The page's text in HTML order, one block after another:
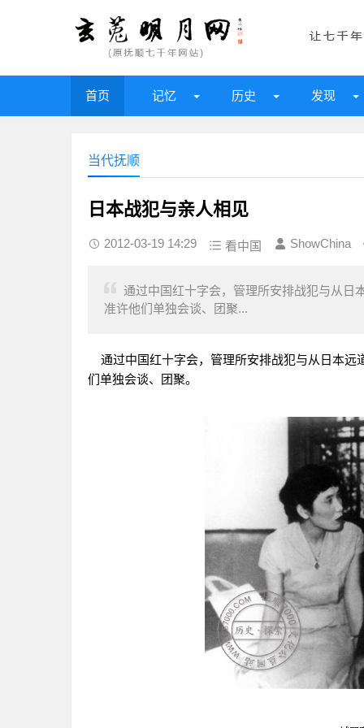
首页 记忆 历史 发现
当代抚顺
日本战犯与亲人相见
2012-03-19 14:29 看中国 ShowChina
通过中国红十字会，管理所安排战犯与从日
准许他们单独会谈、团聚...
通过中国红十字会，管理所安排战犯与从日本远
们单独会谈、团聚。